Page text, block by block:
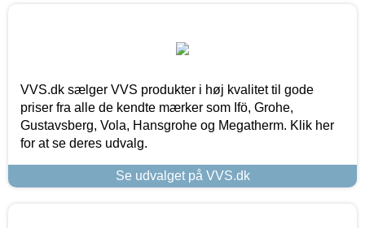
VVS.dk sælger VVS produkter i høj kvalitet til gode
priser fra alle de kendte mærker som Ifö, Grohe,
Gustavsberg, Vola, Hansgrohe og Megatherm. Klik her
for at se deres udvalg.
Se udvalget på VVS.dk